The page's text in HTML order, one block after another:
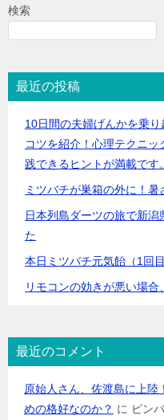
検索
最近の投稿
10日間の夫婦げんかを乗
コツを紹介！心理テクニ
践できるヒントが満載です。
ミツバチが巣箱の外に！暑
日本列島ダーツの旅で新
た
本日ミツバチ元気飴（1回
リモコンの効きが悪い場
最近のコメント
原始人さん、佐渡島に上
めの格好なのか？ に ピン